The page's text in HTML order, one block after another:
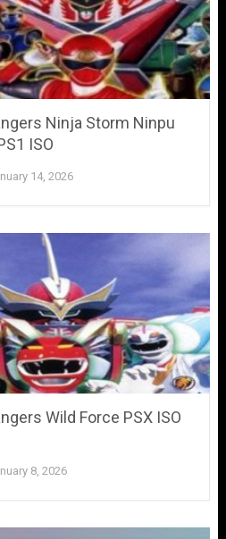
Ninja Storm Ninpu
ISO
14, 2026
Wild Force PSX ISO
8, 2026